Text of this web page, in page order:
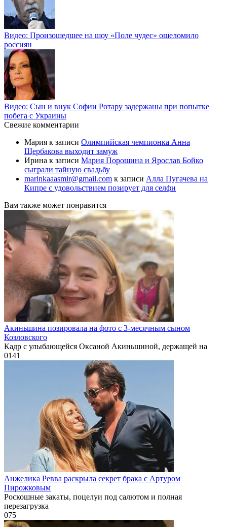
Видео: Произошедшее на шоу «Поле чудес» ошеломило
россиян
Видео: Сын и внук Софии Ротару задержаны при попытке
побега с Украины
Свежие комментарии
Мария к записи Олимпийская чемпионка Анна
Щербакова выходит замуж
Ирина к записи Мария Порошина и Ярослав Бойко
сыграли тайную свадьбу
marinkaaasmir@gmail.com к записи Алла Пугачева на
Кипре с удовольствием позирует для селфи
Вам также может понравится
Акиньшина позировала на фото с 3-месячным сыном
Козловского
Кадр с улыбающейся Оксаной Акиньшиной, держащей на
0141
Анжелика Ревва раскрыла секрет брака с Артуром
Пирожковым
Роскошные закаты, поцелуи под салютом и полная
перезагрузка
075